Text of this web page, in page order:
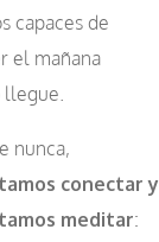
capaces de
el mañana
llegue.
nunca,
conectar y
meditar: